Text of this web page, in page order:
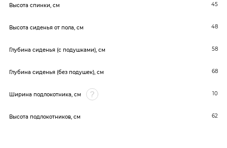
Высота спинки, см 45
Высота сиденья от пола, см 48
Глубина сиденья (с подушками), см 58
Глубина сиденья (без подушек), см 68
Ширина подлокотника, см 10
Высота подлокотников, см 62